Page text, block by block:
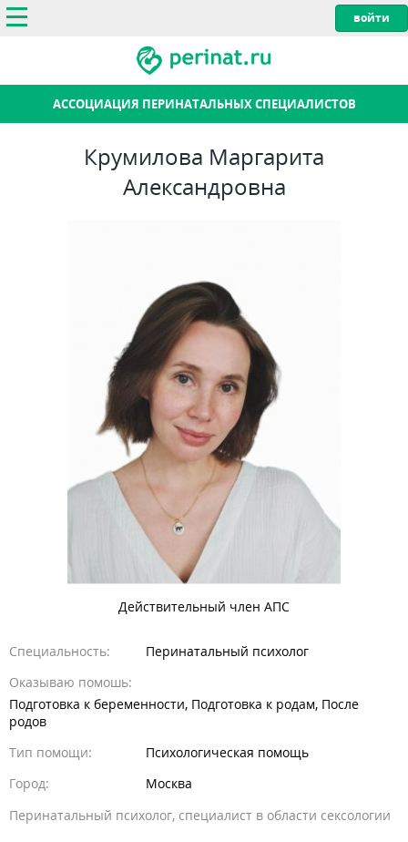
АССОЦИАЦИЯ ПЕРИНАТАЛЬНЫХ СПЕЦИАЛИСТОВ
Крумилова Маргарита
Александровна
Действительный член АПС
Специальность:
Перинатальный психолог
Оказываю помошь:
Подготовка к беременности, Подготовка к родам, После
родов
Тип помощи:
Психологическая помощь
Город:
Москва
Перинатальный психолог, специалист в области сексологии